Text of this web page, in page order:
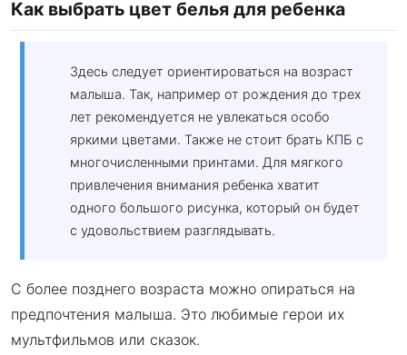
Как выбрать цвет белья для ребенка
Здесь следует ориентироваться на возраст
малыша. Так, например от рождения до трех
лет рекомендуется не увлекаться особо
яркими цветами. Также не стоит брать КПБ с
многочисленными принтами. Для мягкого
привлечения внимания ребенка хватит
одного большого рисунка, который он будет
с удовольствием разглядывать.
С более позднего возраста можно опираться на
предпочтения малыша. Это любимые герои их
мультфильмов или сказок.